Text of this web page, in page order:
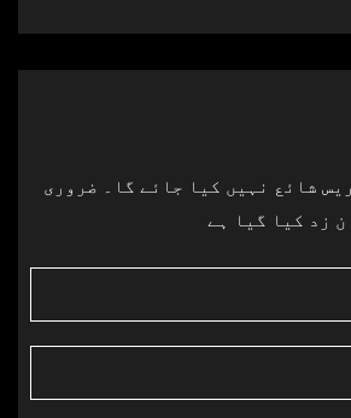
شائع نہیں کیا جائے گا۔
ضروری
زد کیا گیا ہے